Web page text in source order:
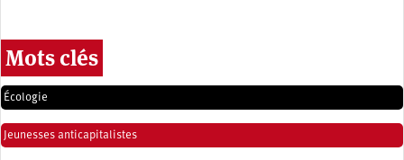
Mots clés
Écologie
Jeunesses anticapitalistes